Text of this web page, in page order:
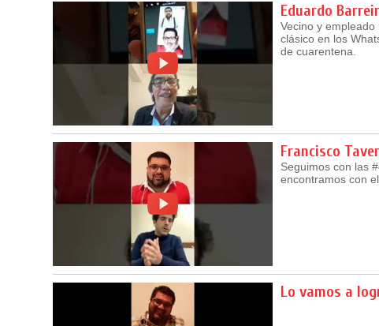
Eduardo
Vecino y
clásico en los
de cuarentena.
Francisco
Seguimos con las
encontramos con
Lo vamos a